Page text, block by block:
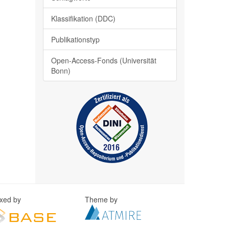
Klassifikation (DDC)
Publikationstyp
Open-Access-Fonds (Universität
Bonn)
by Theme by